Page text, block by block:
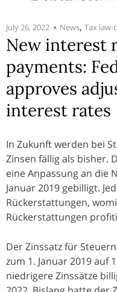
July 26, 2022 News, Tax law-
New interest
payments:
approves
interest rates
In Zukunft werden bei
Zinsen fällig als bisher.
eine Anpassung an die
Januar 2019 gebilligt.
Rückerstattungen,
Rückerstattungen
Der Zinssatz für
zum 1. Januar 2019 auf
niedrigere Zinssätze